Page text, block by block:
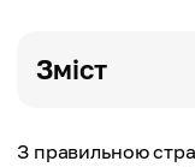
Зміст
З правильною